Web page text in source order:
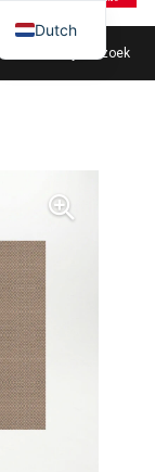
Plan mijn bezoek
Dutch